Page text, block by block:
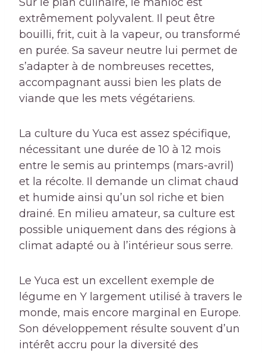
extrêmement polyvalent. Il peut être
bouilli, frit, cuit à la vapeur, ou transformé
en purée. Sa saveur neutre lui permet de
s’adapter à de nombreuses recettes,
accompagnant aussi bien les plats de
viande que les mets végétariens.
La culture du Yuca est assez spécifique,
nécessitant une durée de 10 à 12 mois
entre le semis au printemps (mars-avril)
et la récolte. Il demande un climat chaud
et humide ainsi qu’un sol riche et bien
drainé. En milieu amateur, sa culture est
possible uniquement dans des régions à
climat adapté ou à l’intérieur sous serre.
Le Yuca est un excellent exemple de
légume en Y largement utilisé à travers le
monde, mais encore marginal en Europe.
Son développement résulte souvent d’un
intérêt accru pour la diversité des